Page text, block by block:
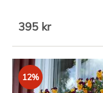
395 kr
12%